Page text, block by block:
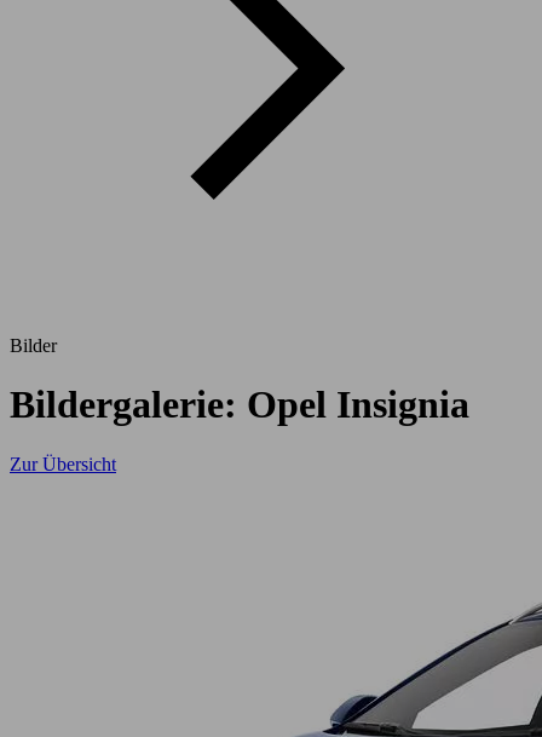
Bilder
Bildergalerie: Opel Insignia
Zur Übersicht